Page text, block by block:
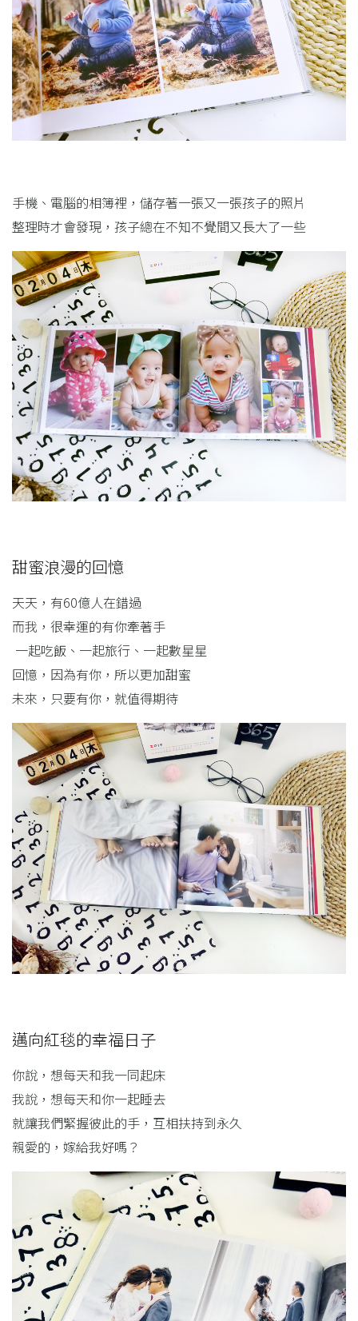
手機、電腦的相簿裡，儲存著一張又一張孩子的照片
整理時才會發現，孩子總在不知不覺間又長大了一些
甜蜜浪漫的回憶
天天，有60億人在錯過
而我，很幸運的有你牽著手
一起吃飯、一起旅行、一起數星星
回憶，因為有你，所以更加甜蜜
未來，只要有你，就值得期待
邁向紅毯的幸福日子
你說，想每天和我一同起床
我說，想每天和你一起睡去
就讓我們緊握彼此的手，互相扶持到永久
親愛的，嫁給我好嗎？